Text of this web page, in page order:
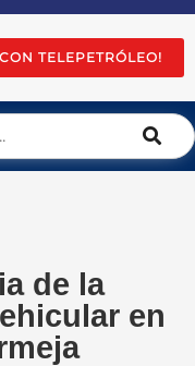
TELEPETRÓLEO!
de la
en